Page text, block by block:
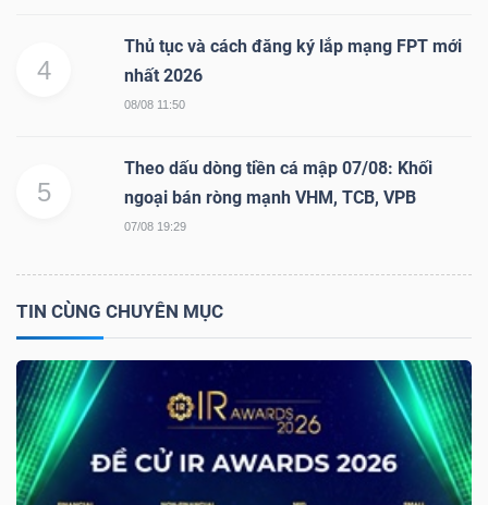
4
Thủ tục và cách đăng ký lắp mạng FPT mới
nhất 2026
08/08 11:50
5
Theo dấu dòng tiền cá mập 07/08: Khối
ngoại bán ròng mạnh VHM, TCB, VPB
07/08 19:29
TIN CÙNG CHUYÊN MỤC
đầu
chính
Dữ
liệu